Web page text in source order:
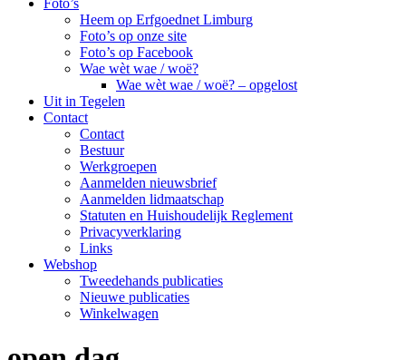
Foto’s
Heem op Erfgoednet Limburg
Foto’s op onze site
Foto’s op Facebook
Wae wèt wae / woë?
Wae wèt wae / woë? – opgelost
Uit in Tegelen
Contact
Contact
Bestuur
Werkgroepen
Aanmelden nieuwsbrief
Aanmelden lidmaatschap
Statuten en Huishoudelijk Reglement
Privacyverklaring
Links
Webshop
Tweedehands publicaties
Nieuwe publicaties
Winkelwagen